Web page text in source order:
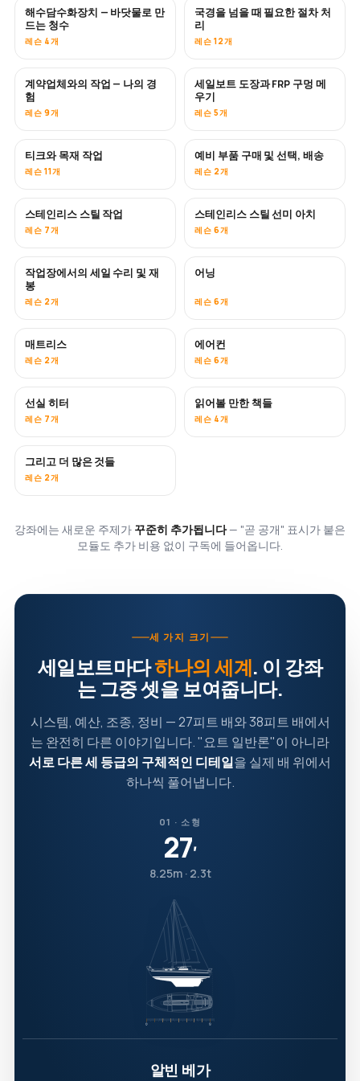
곧 공개
해수담수화장치 — 바닷물로 만
드는 청수
레슨 4개
국경을 넘을 때 필요한 절차 처
리
레슨 12개
곧 공개
계약업체와의 작업 — 나의 경
험
레슨 9개
곧 공개
세일보트 도장과 FRP 구멍 메
우기
레슨 5개
티크와 목재 작업
레슨 11개
곧 공개
예비 부품 구매 및 선택, 배송
레슨 2개
곧 공개
스테인리스 스틸 작업
레슨 7개
스테인리스 스틸 선미 아치
레슨 6개
곧 공개
작업장에서의 세일 수리 및 재
봉
레슨 2개
어닝
레슨 6개
매트리스
레슨 2개
곧 공개
에어컨
레슨 6개
곧 공개
선실 히터
레슨 7개
곧 공개
읽어볼 만한 책들
레슨 4개
곧 공개
그리고 더 많은 것들
레슨 2개
강좌에는 새로운 주제가 꾸준히 추가됩니다— "곧 공개" 표시가 붙은
모듈도 추가 비용 없이 구독에 들어옵니다.
세 가지 크기
세일보트마다하나의 세계. 이 강좌
는 그중 셋을 보여줍니다.
시스템, 예산, 조종, 정비 — 27피트 배와 38피트 배에서
는 완전히 다른 이야기입니다. "요트 일반론"이 아니라
서로 다른 세 등급의 구체적인 디테일을 실제 배 위에서
하나씩 풀어냅니다.
01 · 소형
27′
8.25m · 2.3t
알빈 베가